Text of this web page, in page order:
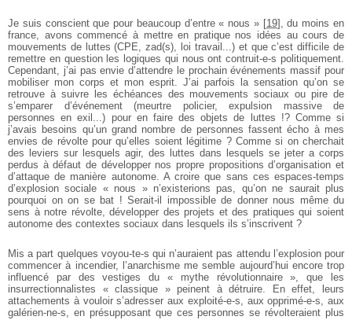
Je suis conscient que pour beaucoup d’entre « nous »[19] , du moins en
france,
avons commencé à mettre en pratique nos idées au cours de
mouvements de luttes (CPE, zad(s), loi travail...) et que c’est difficile de
remettre en question les logiques qui nous ont contruit-e-s politiquement.
Cependant, j’ai pas envie d’attendre leprochain événements massif pour
mobiliser mon corps et mon esprit. J’ai parfois la sensation qu’on se
retrouve à suivre les échéances des mouvements sociaux ou pire de
s’emparer d’événement (meurtre policier, expulsion massive de
personnes en exil...) pour en faire des objets de luttes !? Comme si
j’avais besoins qu’un grand nombre depersonnes fassent écho à mes
envies de révolte pour qu’elles soient légitime ? Commesi on cherchait
des leviers sur lesquels agir, des luttes dans lesquels se jeter a corps
perdus à défaut de développer nos propre propositions d’organisation et
d’attaque de manière autonome. A croire que sans ces espaces-temps
d’explosion sociale « nous » n’existerions pas, qu’on ne saurait plus
pourquoi on on se bat ! Serait-il impossible de donner nous même du
sens à notre révolte, développer des projets et des pratiques qui soient
autonome des contextes sociaux dans lesquels ils s’inscrivent ?
Mis a part quelques voyou-te-s qui n’auraient pas attendu l’explosion pour
commencer à incendier, l’anarchisme me semble aujourd’hui encore trop
influencé pardes vestiges du « mythe révolutionnaire », que les
insurrectionnalistes « classique » peinent à détruire. En effet, leurs
attachements à vouloir s’adresser aux exploité-e-s, aux opprimé-e-s, aux
galérien-ne-s, en présupposant que ces personnes se révolteraient plus